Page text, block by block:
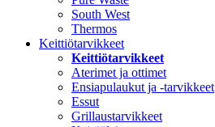
South West
Thermos
Keittiötarvikkeet
Keittiötarvikkeet
Aterimet ja ottimet
Ensiapulaukut ja -tarvikkeet
Essut
Grillaustarvikkeet